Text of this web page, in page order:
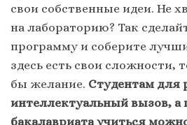
свои собственные идеи. Не
на лабораторию? Так
программу и соберите
здесь есть свои сложности,
бы желание. Студентам для
интеллектуальный вызов, а
бакалавриата учиться